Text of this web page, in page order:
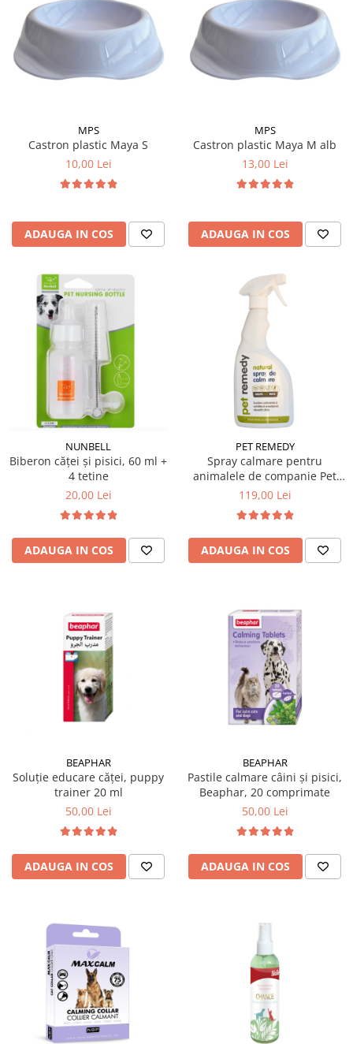
MPS
Castron plastic Maya S
10,00 Lei
ADAUGA IN COS
MPS
Castron plastic Maya M alb
13,00 Lei
ADAUGA IN COS
NUNBELL
Biberon căței și pisici, 60 ml +
4 tetine
20,00 Lei
ADAUGA IN COS
PET REMEDY
Spray calmare pentru
animalele de companie Pet
Remedy 400 ml
119,00 Lei
ADAUGA IN COS
BEAPHAR
Soluție educare căței, puppy
trainer 20 ml
50,00 Lei
ADAUGA IN COS
BEAPHAR
Pastile calmare câini și pisici,
Beaphar, 20 comprimate
50,00 Lei
ADAUGA IN COS